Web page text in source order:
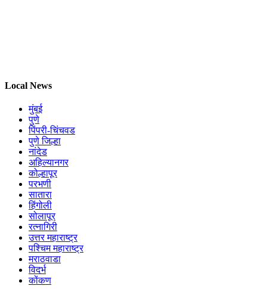
Local News
मुंबई
पुणे
पिंपरी-चिंचवड
पुणे जिल्हा
नांदेड
अहिल्यानगर
कोल्हापूर
परभणी
सातारा
हिंगोली
सोलापूर
रत्नागिरी
उत्तर महाराष्ट्र
पश्चिम महाराष्ट्र
मराठवाडा
विदर्भ
कोंकण